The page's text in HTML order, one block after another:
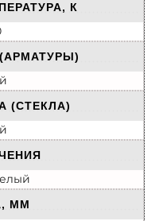
К
(СТЕКЛА)
ММ